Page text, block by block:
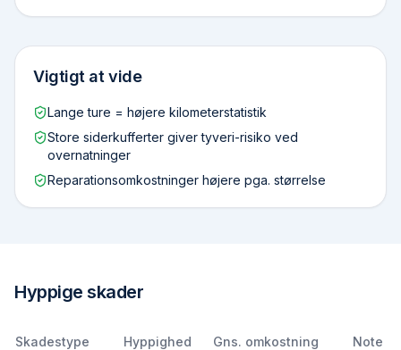
Vigtigt at vide
Lange ture = højere kilometer­statistik
Store sider­kufferter giver tyveri-risiko ved
overnatninger
Reparations­omkostninger højere pga. størrelse
Hyppige skader
Skadestype Hyppighed Gns. omkostning Note